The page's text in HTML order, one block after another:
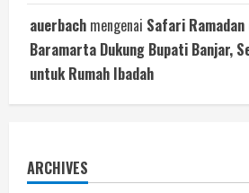
auerbach mengenai Safari
Baramarta Dukung Bupati Banjar,
untuk Rumah Ibadah
ARCHIVES